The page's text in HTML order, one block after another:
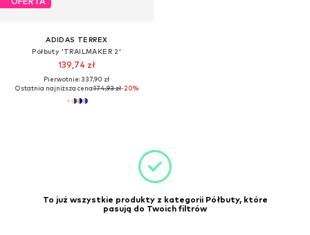
ADIDAS TERREX
Półbuty 'TRAILMAKER 2'
139,74 zł
Pierwotnie: 337,90 zł
Ostatnia najniższa cena:174,93 zł-20%
To już wszystkie produkty z kategorii Półbuty, które
pasują do Twoich filtrów